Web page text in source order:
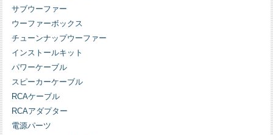
サブウーファー
ウーファーボックス
チューンナップウーファー
インストールキット
パワーケーブル
スピーカーケーブル
RCAケーブル
RCAアダプター
電源パーツ